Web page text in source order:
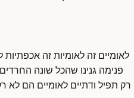
לאומיים זה לאומיות זה
פנימה גנינו שהכל שונה
רק תפיל ודתיים לאומיים הם